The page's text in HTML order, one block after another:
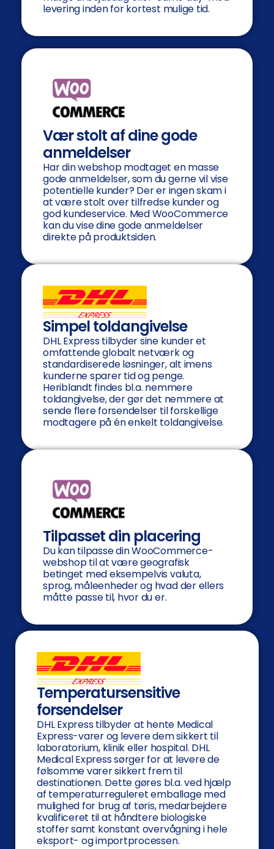
levering inden for kortest mulige tid.
Vær stolt af dine gode
anmeldelser
Har din webshop modtaget en masse
gode anmeldelser, som du gerne vil vise
potentielle kunder? Der er ingen skam i
at være stolt over tilfredse kunder og
god kundeservice. Med WooCommerce
kan du vise dine gode anmeldelser
direkte på produktsiden.
Simpel toldangivelse
DHL Express tilbyder sine kunder et
omfattende globalt netværk og
standardiserede løsninger, alt imens
kunderne sparer tid og penge.
Heriblandt findes bl.a. nemmere
toldangivelse, der gør det nemmere at
sende flere forsendelser til forskellige
modtagere på én enkelt toldangivelse.
Tilpasset din placering
Du kan tilpasse din WooCommerce-
webshop til at være geografisk
betinget med eksempelvis valuta,
sprog, måleenheder og hvad der ellers
måtte passe til, hvor du er.
Temperatursensitive
forsendelser
DHL Express tilbyder at hente Medical
Express-varer og levere dem sikkert til
laboratorium, klinik eller hospital. DHL
Medical Express sørger for at levere de
følsomme varer sikkert frem til
destinationen. Dette gøres bl.a. ved hjælp
af temperaturreguleret emballage med
mulighed for brug af tøris, medarbejdere
kvalificeret til at håndtere biologiske
stoffer samt konstant overvågning i hele
eksport- og importprocessen.